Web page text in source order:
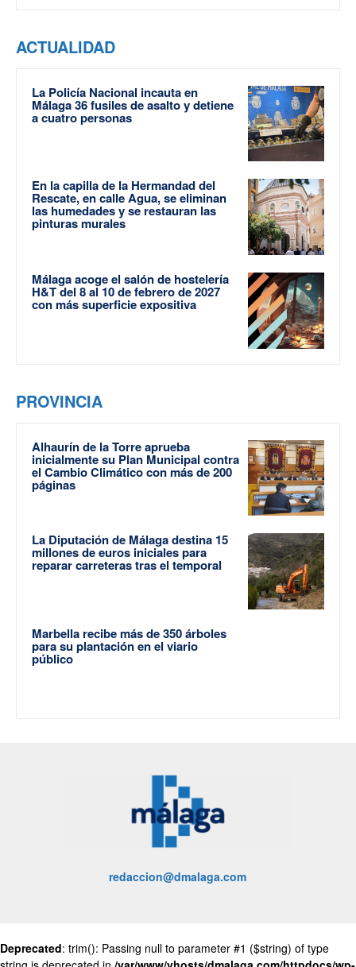
ACTUALIDAD
La Policía Nacional incauta en
Málaga 36 fusiles de asalto y detiene
a cuatro personas
En la capilla de la Hermandad del
Rescate, en calle Agua, se eliminan
las humedades y se restauran las
pinturas murales
Málaga acoge el salón de hostelería
H&T del 8 al 10 de febrero de 2027
con más superficie expositiva
PROVINCIA
Alhaurín de la Torre aprueba
inicialmente su Plan Municipal contra
el Cambio Climático con más de 200
páginas
La Diputación de Málaga destina 15
millones de euros iniciales para
reparar carreteras tras el temporal
Marbella recibe más de 350 árboles
para su plantación en el viario
público
redaccion@dmalaga.com
Deprecated: trim(): Passing null to parameter #1 ($string) of type